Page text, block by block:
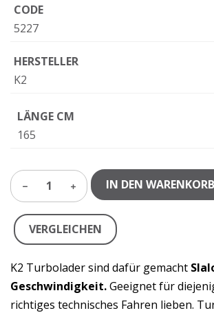
CODE
5227
HERSTELLER
K2
LÄNGE CM
165
1 IN DEN
VERGLEICHEN
K2 Turbolader sind dafür gemacht
Geschwindigkeit.Geeignet für
richtiges technisches Fahren lieben.